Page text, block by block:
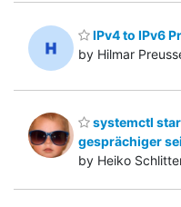
IPv4 to IPv6
by Hilmar
systemctl
gesprächiger
by Heiko